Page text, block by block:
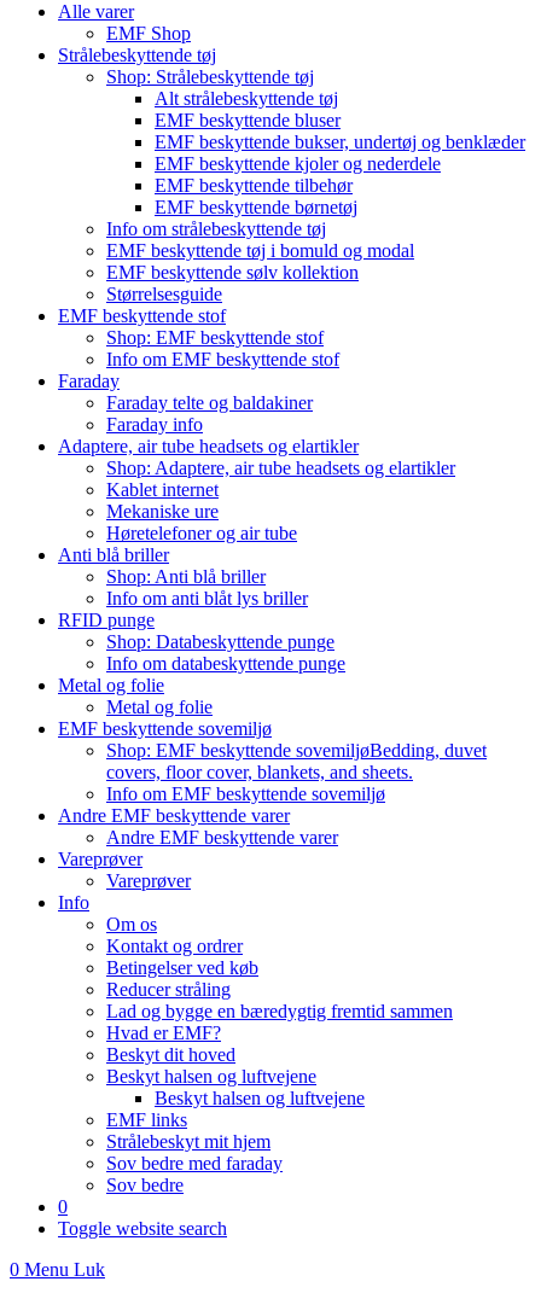
Alle varer
EMF Shop
Strålebeskyttende tøj
Shop: Strålebeskyttende tøj
Alt strålebeskyttende tøj
EMF beskyttende bluser
EMF beskyttende bukser, undertøj og benklæder
EMF beskyttende kjoler og nederdele
EMF beskyttende tilbehør
EMF beskyttende børnetøj
Info om strålebeskyttende tøj
EMF beskyttende tøj i bomuld og modal
EMF beskyttende sølv kollektion
Størrelsesguide
EMF beskyttende stof
Shop: EMF beskyttende stof
Info om EMF beskyttende stof
Faraday
Faraday telte og baldakiner
Faraday info
Adaptere, air tube headsets og elartikler
Shop: Adaptere, air tube headsets og elartikler
Kablet internet
Mekaniske ure
Høretelefoner og air tube
Anti blå briller
Shop: Anti blå briller
Info om anti blåt lys briller
RFID punge
Shop: Databeskyttende punge
Info om databeskyttende punge
Metal og folie
Metal og folie
EMF beskyttende sovemiljø
Shop: EMF beskyttende sovemiljøBedding, duvet
covers, floor cover, blankets, and sheets.
Info om EMF beskyttende sovemiljø
Andre EMF beskyttende varer
Andre EMF beskyttende varer
Vareprøver
Vareprøver
Info
Om os
Kontakt og ordrer
Betingelser ved køb
Reducer stråling
Lad og bygge en bæredygtig fremtid sammen
Hvad er EMF?
Beskyt dit hoved
Beskyt halsen og luftvejene
Beskyt halsen og luftvejene
EMF links
Strålebeskyt mit hjem
Sov bedre med faraday
Sov bedre
0
Toggle website search
0 Menu Luk